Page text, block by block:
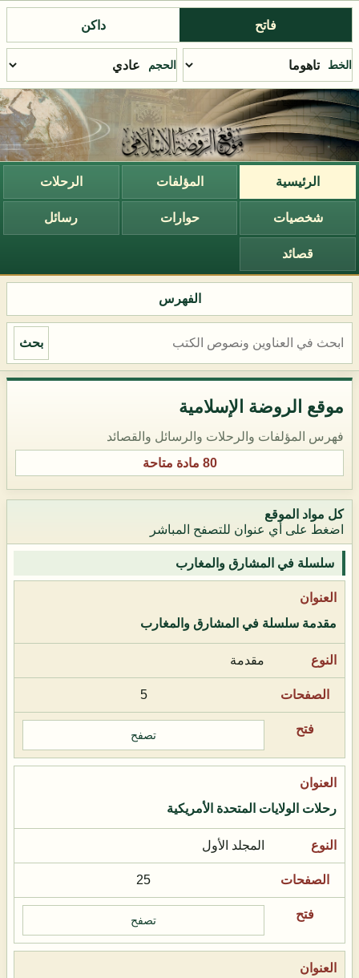
فاتح داكن
الخط الحجم
الرئيسية المؤلفات الرحلات
شخصيات حوارات رسائل
قصائد
الفهرس
بحث
موقع الروضة الإسلامية
فهرس المؤلفات والرحلات والرسائل والقصائد
80 مادة متاحة
كل مواد الموقع
اضغط على أي عنوان للتصفح المباشر
سلسلة في المشارق والمغارب
مقدمة سلسلة في المشارق والمغارب
مقدمة
5
تصفح
رحلات الولايات المتحدة الأمريكية
المجلد الأول
25
تصفح